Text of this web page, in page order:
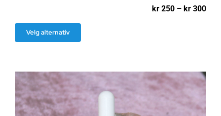
kr 250 – kr 300
Velg alternativ
produktet
Alternativene